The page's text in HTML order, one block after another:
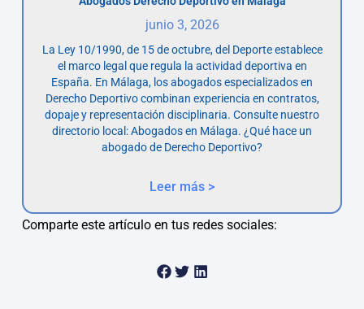
junio 3, 2026
La Ley 10/1990, de 15 de octubre, del Deporte establece
el marco legal que regula la actividad deportiva en
España. En Málaga, los abogados especializados en
Derecho Deportivo combinan experiencia en contratos,
dopaje y representación disciplinaria. Consulte nuestro
directorio local: Abogados en Málaga. ¿Qué hace un
abogado de Derecho Deportivo?
Leer más >
Comparte este artículo en tus redes sociales: